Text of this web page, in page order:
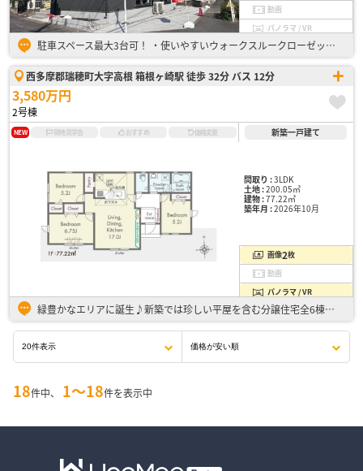
動画
パノラマ / VR
駐車スペース最大3台可！ ・使いやすいウォークスルークローゼット ・大型シューズインクローク お気軽にお問い合わせください。
西多摩郡瑞穂町大字高根 箱根ヶ崎駅 徒歩 32分 バス 12分
3,580万円
2号棟
NEW 現地見学会 おすすめ 価格変更 新築一戸建て
間取り :3LDK
土地 :200.05㎡
建物 :77.22㎡
築年月 :2026年10月
画像2枚
動画
パノラマ / VR
緑豊かなエリアに誕生♪新築では珍しい平屋を含む分譲住宅全6棟！ ・子育て世代からシニア世代まで、使いやすい平屋建て ・駐車スペース並列2台分(車種による) ・アクセントクロスや折下げ天井で開放感と…
18件中、 1〜18件を表示中